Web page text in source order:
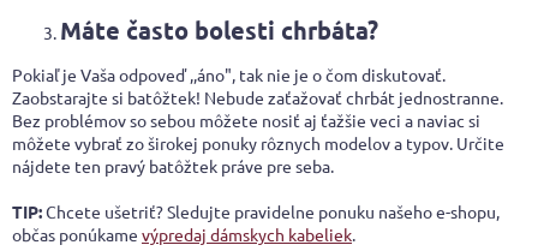
Máte často bolesti chrbáta?
Pokiaľ je Vaša odpoveď ,,áno", tak nie je o čom diskutovať.
Zaobstarajte si batôžtek! Nebude zaťažovať chrbát jednostranne.
Bez problémov so sebou môžete nosiť aj ťažšie veci a naviac si
môžete vybrať zo širokej ponuky rôznych modelov a typov. Určite
nájdete ten pravý batôžtek práve pre seba.
TIP:Chcete ušetriť? Sledujte pravidelne ponuku našeho e-shopu,
občas ponúkame výpredaj dámskych kabeliek.